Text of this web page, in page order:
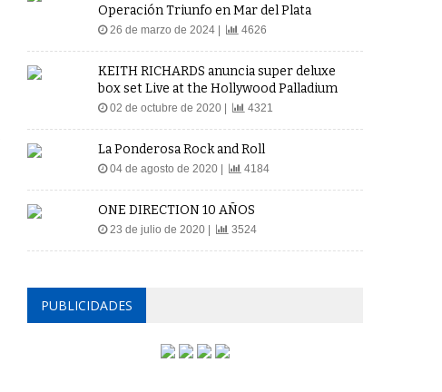
Operación Triunfo en Mar del Plata
26 de marzo de 2024 | 4626
KEITH RICHARDS anuncia super deluxe
box set Live at the Hollywood Palladium
02 de octubre de 2020 | 4321
La Ponderosa Rock and Roll
04 de agosto de 2020 | 4184
ONE DIRECTION 10 AÑOS
23 de julio de 2020 | 3524
PUBLICIDADES